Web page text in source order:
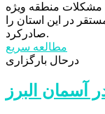
مشکلات منطقه ویژه
در این استان را
صادرکرد.
مطالعه سریع
درحال بارگزاری
آسمان البرز